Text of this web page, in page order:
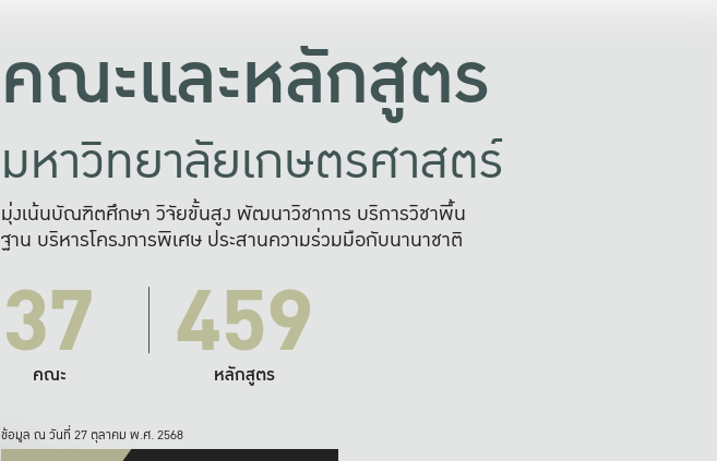
คณะและหลักสูตร
มหาวิทยาลัยเกษตรศาสตร์
มุ่งเน้นบัณฑิตศึกษา วิจัยขั้นสูง พัฒนาวิชาการ บริการวิชาพื้น
ฐาน บริหารโครงการพิเศษ ประสานความร่วมมือกับนานาชาติ
37
คณะ 459
หลักสูตร
ข้อมูล ณ วันที่ 27 ตุลาคม พ.ศ. 2568